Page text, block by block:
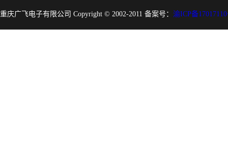
重庆广飞电子有限公司 Copyright © 2002-2011 备案号： 渝ICP备